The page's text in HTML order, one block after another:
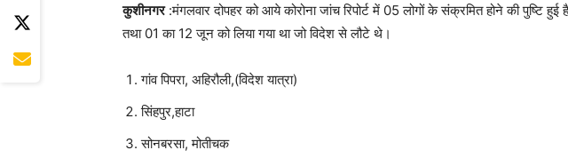
कुशीनगर:मंगलवार दोपहर को आये कोरोना जांच रिपोर्ट में 05 लोगों के संक्रमित होने की पुष्टि
तथा 01 का 12 जून को लिया गया था जो विदेश से लौटे थे।
गांव पिपरा, अहिरौली,(विदेश यात्रा)
सिंहपुर,हाटा
सोनबरसा, मोतीचक